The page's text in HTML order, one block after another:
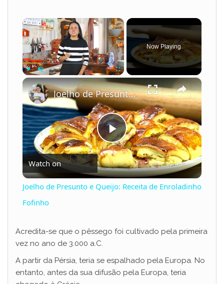
×
Now Playing
×
P
l
y
V
Joelho de Presunto e Queijo: Receita de Enroladinho Fofinho
Watch on
Joelho de Presunto e Queijo: Receita de Enroladinho
Fofinho
Acredita-se que o pêssego foi cultivado pela primeira
vez no ano de 3.000 a.C.
A partir da Pérsia, teria se espalhado pela Europa. No
entanto, antes da sua difusão pela Europa, teria